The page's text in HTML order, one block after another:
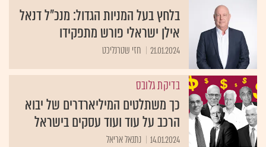
בלחץ בעל המניות הגדול: מנכ"ל דנאל
אילן ישראלי פורש מתפקידו
21.01.2024 חזי שטרנליכט
בדיקת גלובס
כך משתלטים המיליארדרים של יבוא
הרכב על עוד ועוד עסקים בישראל
14.01.2024 נתנאל אריאל